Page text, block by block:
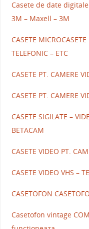
Casete de date
3M – Maxell – 3M
CASETE
TELEFONIC – ETC
CASETE PT. CAMERE
CASETE PT. CAMERE
CASETE SIGILATE –
BETACAM
CASETE VIDEO PT.
CASETE VIDEO VHS –
CASETOFON
Casetofon vintage